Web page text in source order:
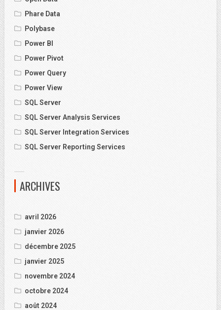
Phare Data
Polybase
Power BI
Power Pivot
Power Query
Power View
SQL Server
SQL Server Analysis Services
SQL Server Integration Services
SQL Server Reporting Services
ARCHIVES
avril 2026
janvier 2026
décembre 2025
janvier 2025
novembre 2024
octobre 2024
août 2024